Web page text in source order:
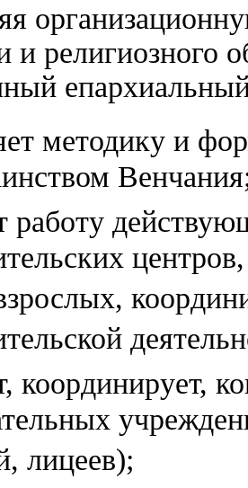
и религиозного
методику и
работу
координирует,
лицеев);